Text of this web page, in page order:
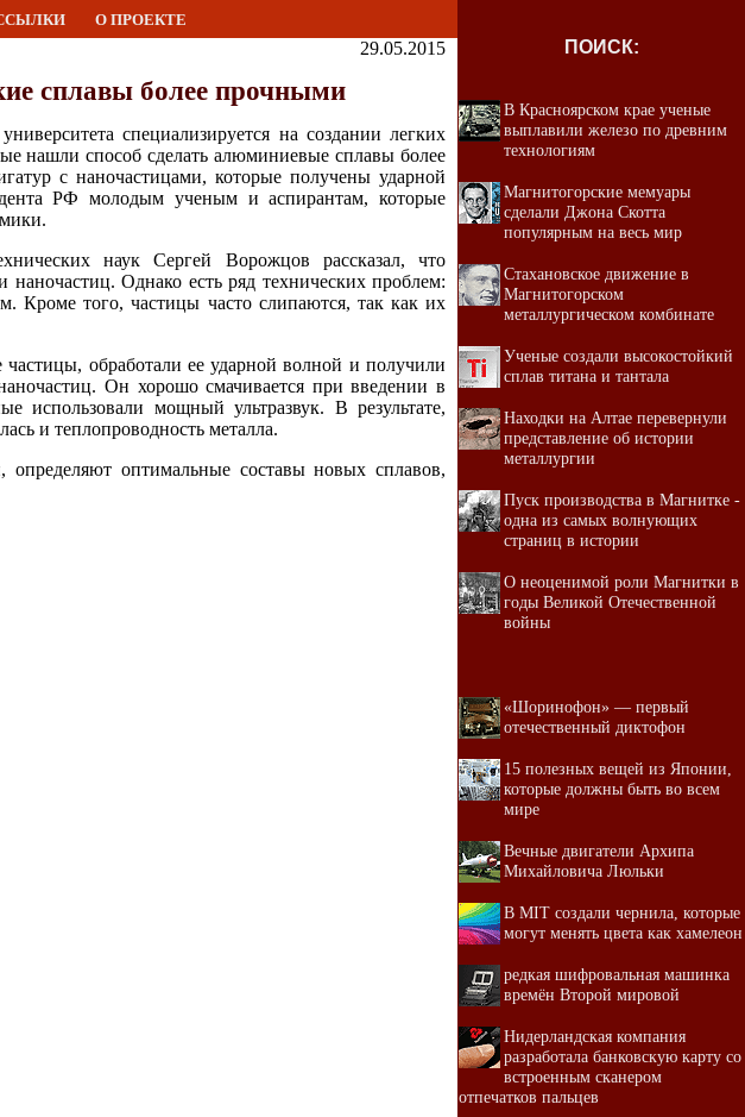
О ПРОЕКТЕ
29.05.2015
сплавы более прочными
специализируется на создании легких
нашли способ сделать алюминиевые сплавы более
с наночастицами, которые получены ударной
РФ молодым ученым и аспирантам, которые
наук Сергей Ворожцов рассказал, что
Однако есть ряд технических проблем:
Кроме того, частицы часто слипаются, так как их
обработали ее ударной волной и получили
Он хорошо смачивается при введении в
использовали мощный ультразвук. В результате,
и теплопроводность металла.
оптимальные составы новых сплавов,
ПОИСК:
В Красноярском крае ученые
выплавили железо по древним
технологиям
Магнитогорские мемуары
сделали Джона Скотта
популярным на весь мир
Стахановское движение в
Магнитогорском
металлургическом комбинате
Ученые создали высокостойкий
сплав титана и тантала
Находки на Алтае перевернули
представление об истории
металлургии
Пуск производства в Магнитке -
одна из самых волнующих
страниц в истории
О неоценимой роли Магнитки в
годы Великой Отечественной
войны
«Шоринофон» — первый
отечественный диктофон
15 полезных вещей из Японии,
которые должны быть во всем
мире
Вечные двигатели Архипа
Михайловича Люльки
В MIT создали чернила, которые
могут менять цвета как хамелеон
редкая шифровальная машинка
времён Второй мировой
Нидерландская компания
разработала банковскую карту со
встроенным сканером
отпечатков пальцев